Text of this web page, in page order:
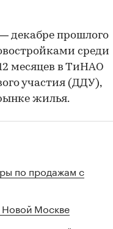
декабре прошлого
среди
месяцев в ТиНАО
участия (ДДУ),
жилья.
по продажам с
Новой Москве